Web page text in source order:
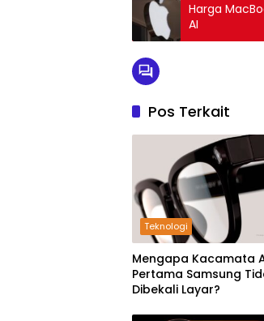
Harga
AI
Pos Terkait
Teknologi
Mengapa Kacamata
Pertama Samsung
Dibekali Layar?